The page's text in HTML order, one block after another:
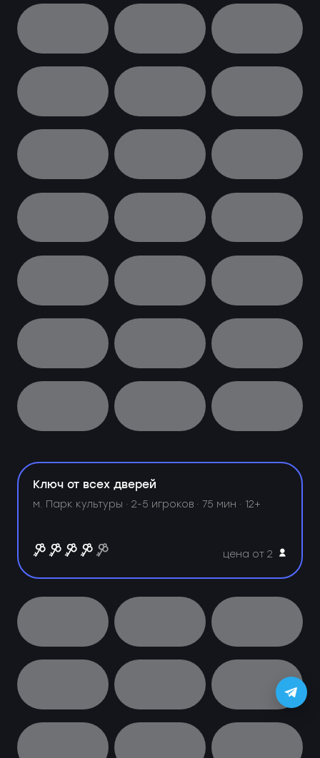
Ключ от всех дверей
м. Парк культуры ·2-5 игроков · 75 мин · 12+
цена от 2